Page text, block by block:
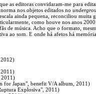
as editoras convidaram-me para
nos objetos editados no
escala ainda pequena, reconciliou
como houve nos anos
de música. Acho que o formato,
ao som. E onde há afetos há
2011)
2011)
for Japan", benefit V/A album, 2011)
Explosiva", 2011)